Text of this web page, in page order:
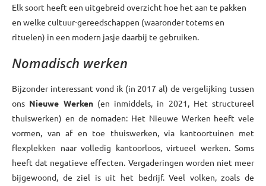
Elk soort heeft een uitgebreid overzicht hoe het aan te pakken
en welke cultuur-gereedschappen (waaronder totems en
rituelen) in een modern jasje daarbij te gebruiken.
Nomadisch werken
Bijzonder interessant vond ik (in 2017 al) de vergelijking tussen
ons Nieuwe Werken(en inmiddels, in 2021, Het structureel
thuiswerken) en de nomaden: Het Nieuwe Werken heeft vele
vormen, van af en toe thuiswerken, via kantoortuinen met
flexplekken naar volledig kantoorloos, virtueel werken. Soms
heeft dat negatieve effecten. Vergaderingen worden niet meer
bijgewoond, de ziel is uit het bedrijf. Veel volken, zoals de